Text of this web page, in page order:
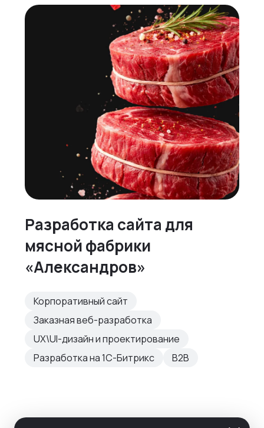
Разработка сайта для
мясной фабрики
«Александров»
Корпоративный сайт
Заказная веб-разработка
UX\UI-дизайн и проектирование
Разработка на 1С-Битрикс
B2B